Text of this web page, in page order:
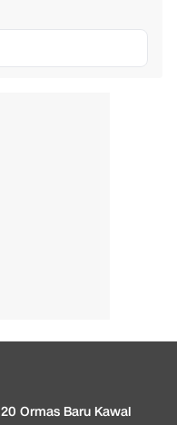
Ormas Baru Kawal